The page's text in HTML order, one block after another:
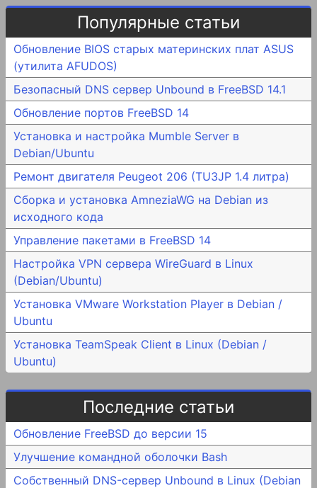
Популярные статьи
Обновление BIOS старых материнских плат ASUS
(утилита AFUDOS)
Безопасный DNS сервер Unbound в FreeBSD 14.1
Обновление портов FreeBSD 14
Установка и настройка Mumble Server в
Debian/Ubuntu
Ремонт двигателя Peugeot 206 (TU3JP 1.4 литра)
Сборка и установка AmneziaWG на Debian из
исходного кода
Управление пакетами в FreeBSD 14
Настройка VPN сервера WireGuard в Linux
(Debian/Ubuntu)
Установка VMware Workstation Player в Debian /
Ubuntu
Установка TeamSpeak Client в Linux (Debian /
Ubuntu)
Последние статьи
Обновление FreeBSD до версии 15
Улучшение командной оболочки Bash
Собственный DNS-сервер Unbound в Linux (Debian